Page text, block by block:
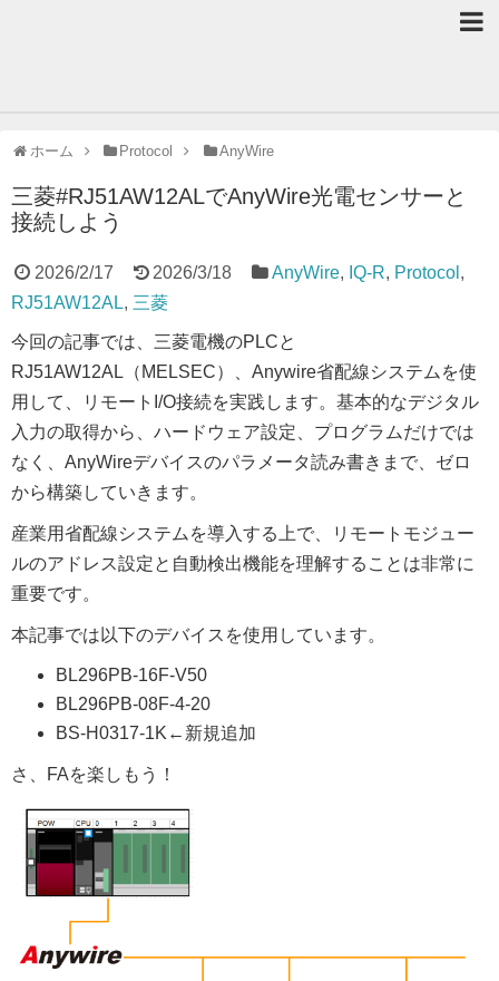
ホーム Protocol AnyWire
三菱#RJ51AW12ALでAnyWire光電センサーと
接続しよう
2026/2/17 2026/3/18 AnyWire, IQ‐R, Protocol ,
RJ51AW12AL, 三菱
今回の記事では、三菱電機のPLCと
RJ51AW12AL（MELSEC）、Anywire省配線システムを使
用して、リモートI/O接続を実践します。基本的なデジタル
入力の取得から、ハードウェア設定、プログラムだけでは
なく、AnyWireデバイスのパラメータ読み書きまで、ゼロ
から構築していきます。
産業用省配線システムを導入する上で、リモートモジュー
ルのアドレス設定と自動検出機能を理解することは非常に
重要です。
本記事では以下のデバイスを使用しています。
BL296PB-16F-V50
BL296PB-08F-4-20
BS-H0317-1K←新規追加
さ、FAを楽しもう！